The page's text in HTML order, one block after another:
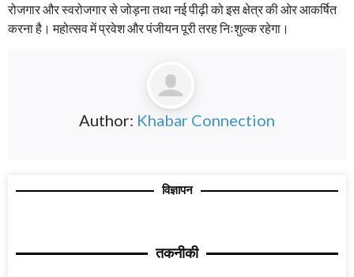
रोजगार और स्वरोजगार से जोड़ना तथा नई पीढ़ी को इस क्षेत्र की ओर आकर्षित
करना है। महोत्सव में प्रवेश और पंजीयन पूरी तरह निःशुल्क रहेगा।
Author: Khabar Connection
विज्ञापन
तकनीकी